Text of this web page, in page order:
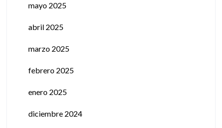
mayo 2025
abril 2025
marzo 2025
febrero 2025
enero 2025
diciembre 2024